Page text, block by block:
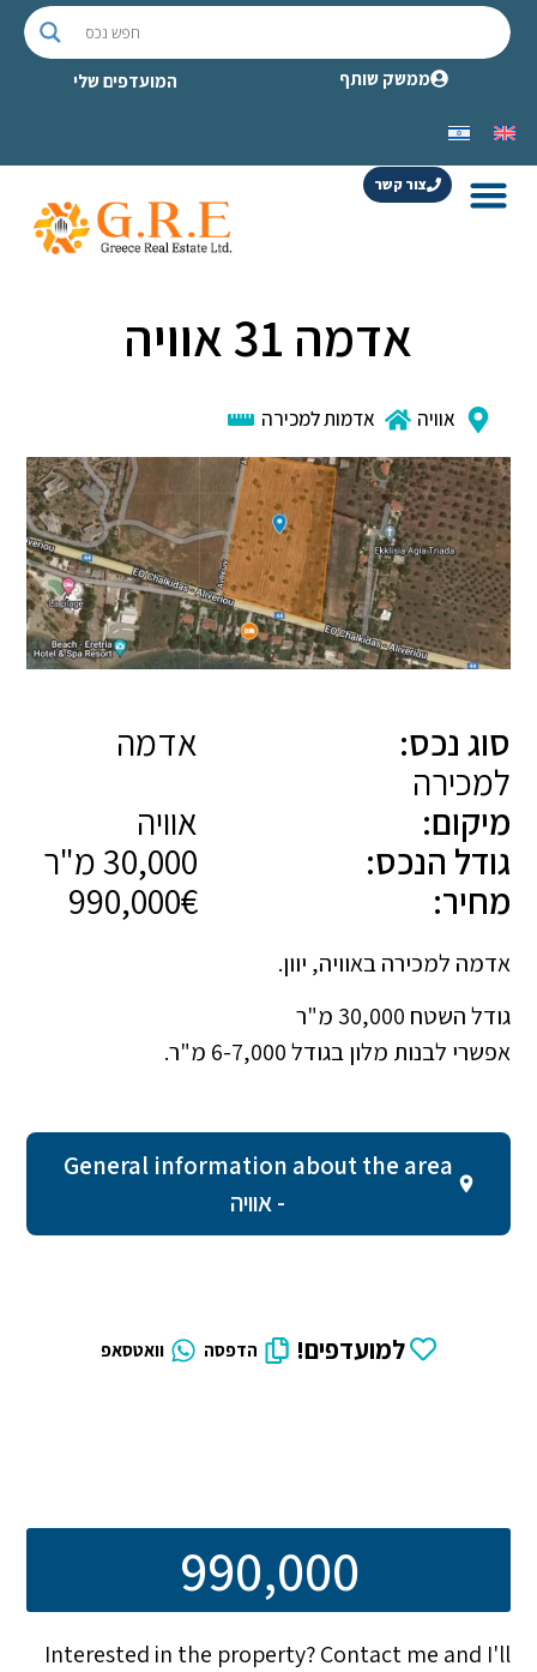
ממשק שותף המועדפים שלי
צור קשר
אדמה 31 אוויה
אוויה אדמות למכירה
סוג נכס:
אדמה
למכירה
מיקום:
אוויה
גודל הנכס:
מחיר:
990,000€
אדמה למכירה באוויה, יוון.
גודל השטח 30,000 מ"ר
אפשרי לבנות מלון בגודל 6-7,000 מ"ר.
General information about the area
- אוויה
למועדפים! הדפסה וואטסאפ
990,000
Interested in the property? Contact me and I'll